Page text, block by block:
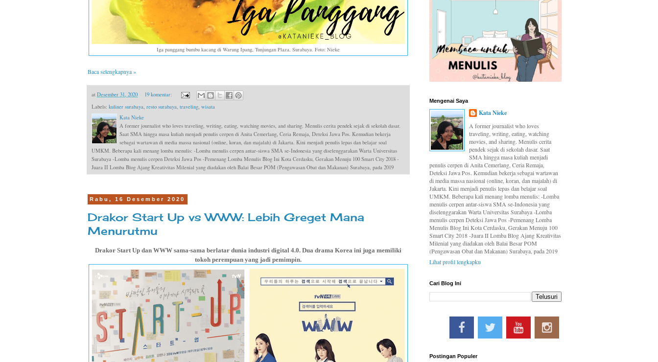
Iga panggang bumbu kacang di Warung Ipang, Tunjungan Plaza, Surabaya. Foto: Nieke
Baca selengkapnya »
at Desember 31, 2020
19 komentar:
Labels: kuliner surabaya resto surabaya traveling wisata
Kata Nieke
A former journalist who loves traveling, writing, eating, watching movies, and sharing. Menulis cerita pendek sejak di sekolah dasar.
Saat SMA hingga masa kuliah menjadi penulis cerpen di Anita Cemerlang, Ceria Remaja, Deteksi Jawa Pos. Kemudian bekerja
sebagai wartawan di media massa nasional (online, koran, dan majalah) di Jakarta. Kini menjadi penulis lepas dan belajar soal
UMKM. Beberapa kali menang lomba menulis: -Lomba menulis cerpen antar-siswa SMA se-Indonesia yang diselenggarakan Warta Universitas
Surabaya -Lomba menulis cerpen Deteksi Jawa Pos -Pemenang Lomba Menulis Blog Ini Kota Cerdasku, Gerakan Menuju 100 Smart City 2018 -
Juara II Lomba Blog Ajang Kreativitas Milenial yang diadakan oleh Balai Besar POM (Pengawasan Obat dan Makanan) Surabaya, pada 2019
Rabu, 16 Desember 2020
Drakor Start Up vs WWW: Lebih Greget Mana
Menurutmu
Drakor Start Up dan WWW sama-sama berlatar dunia industri digital 4.0. Dua drama Korea ini juga memiliki
tokoh perempuan yang jadi pemimpin.
Mengenai Saya
Kata Nieke
A former journalist who loves
traveling, writing, eating, watching
movies, and sharing. Menulis cerita
pendek sejak di sekolah dasar. Saat
SMA hingga masa kuliah menjadi
penulis cerpen di Anita Cemerlang, Ceria Remaja,
Deteksi Jawa Pos. Kemudian bekerja sebagai wartawan
di media massa nasional (online, koran, dan majalah) di
Jakarta. Kini menjadi penulis lepas dan belajar soal
UMKM. Beberapa kali menang lomba menulis: -Lomba
menulis cerpen antar-siswa SMA se-Indonesia yang
diselenggarakan Warta Universitas Surabaya -Lomba
menulis cerpen Deteksi Jawa Pos -Pemenang Lomba
Menulis Blog Ini Kota Cerdasku, Gerakan Menuju 100
Smart City 2018 -Juara II Lomba Blog Ajang Kreativitas
Milenial yang diadakan oleh Balai Besar POM
(Pengawasan Obat dan Makanan) Surabaya, pada 2019
Lihat profil lengkapku
Cari Blog Ini
Postingan Populer